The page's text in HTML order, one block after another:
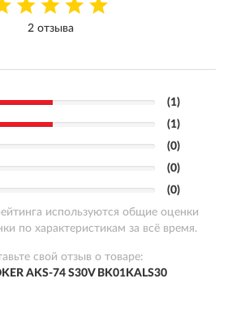
2 отзыва
(1)
(1)
(0)
(0)
(0)
используются общие оценки
по характеристикам за всё время.
свой отзыв о товаре:
AKS-74 S30V BK01KALS30